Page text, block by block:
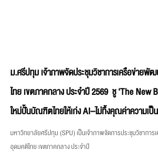
ม.ศรีปทุม เจ้าภาพจัดประชุมวิชาการเครือข่าย
ไทย เขตภาคกลาง ประจำปี 2569 ชู ‘The New
ใหม่ปั้นบัณฑิตไทยให้เก่ง AI–ไม่ทิ้งคุณค่าความเ
มหาวิทยาลัยศรีปทุม (SPU) เป็นเจ้าภาพจัดการประชุมวิชาก
อุดมคติไทย เขตภาคกลาง ประจำปี